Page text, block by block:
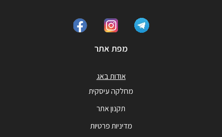
מפת אתר
אודות באג
מחלקה עיסקית
תקנון אתר
מדיניות פרטיות